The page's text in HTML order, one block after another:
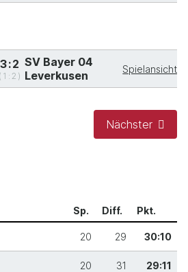
3:2
(1:2)
SV Bayer 04
Leverkusen
Spielansicht
Nächster
Sp. Diff. Pkt.
20 29 30:10
20 31 29:11